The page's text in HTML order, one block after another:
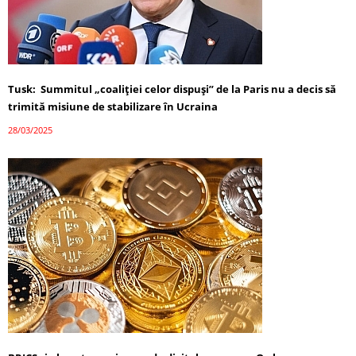
Tusk: Summitul „coaliției celor dispuși” de la Paris nu a decis să
trimită misiune de stabilizare în Ucraina
28/03/2025